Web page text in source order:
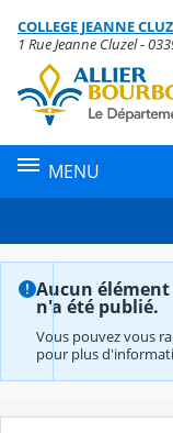
Contenu
COLLEGE JEANNE
1 Rue Jeanne Cluzel -
MENU
Aucun
n'a été publié.
Vous pouvez vous
pour plus